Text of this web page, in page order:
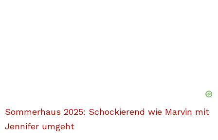
Sommerhaus 2025: Schockierend wie Marvin mit
Jennifer umgeht